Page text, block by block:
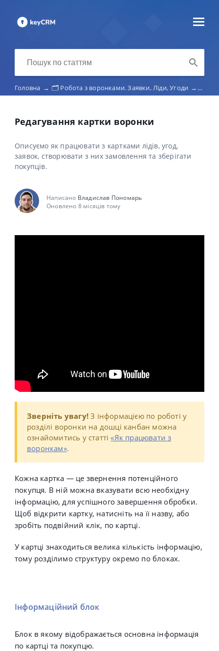
Головна → 🗂️ Робота з воронками. Заявки, Ліди, Угоди →
Редагування картки воронки
Описуємо як працювати з картками лідів, угод,
заявок, створювати з них замовлення та зберігати
покупців.
Написано Владислав Пономарь
Оновлено 8 місяців тому
Зверніть увагу! З інформацією по роботі у
розділі воронки на дошці канбан можна
ознайомитись у статті «Як працювати з
воронкам».
Кожна картка — це звернення потенційного
покупця. В ній можна вказувати всю необхідну
інформацію, для успішного завершення обробки.
Щоб відкрити картку, натисніть на її назву, або
зробіть подвійний клік, по картці.
У картці знаходиться велика кількість інформацію,
тому розділимо структуру окремо по блоках.
Інформаційний блок
Блок в якому відображається основна інформація
по картці та покупцю.